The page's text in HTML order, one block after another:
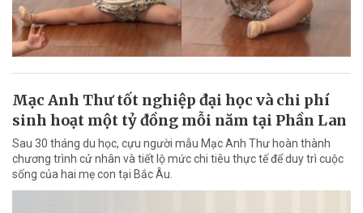
Mạc Anh Thư tốt nghiệp đại học và chi phí
sinh hoạt một tỷ đồng mỗi năm tại Phần Lan
Sau 30 tháng du học, cựu người mẫu Mạc Anh Thư hoàn thành
chương trình cử nhân và tiết lộ mức chi tiêu thực tế để duy trì cuộc
sống của hai mẹ con tại Bắc Âu.